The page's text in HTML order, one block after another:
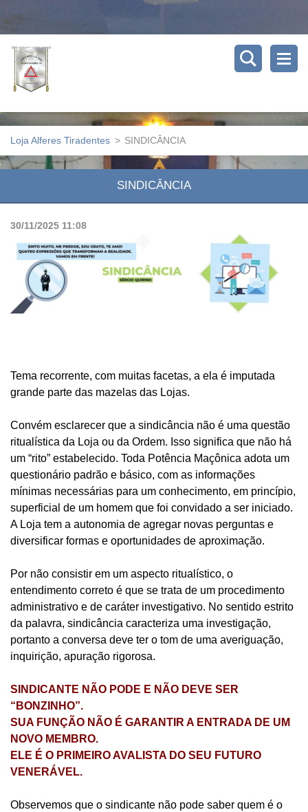
Loja Alferes Tiradentes > SINDICÂNCIA
SINDICÂNCIA
30/11/2025 11:08
Tema recorrente, com muitas facetas, a ela é imputada
grande parte das mazelas das Lojas.
Convém esclarecer que a sindicância não é uma questão
ritualística da Loja ou da Ordem. Isso significa que não há
um “rito” estabelecido. Toda Potência Maçônica adota um
questionário padrão e básico, com as informações
mínimas necessárias para um conhecimento, em princípio,
superficial de um homem que foi convidado a ser iniciado.
A Loja tem a autonomia de agregar novas perguntas e
diversificar formas e oportunidades de aproximação.
Por não consistir em um aspecto ritualístico, o
entendimento correto é que se trata de um procedimento
administrativo e de caráter investigativo. No sentido estrito
da palavra, sindicância caracteriza uma investigação,
portanto a conversa deve ter o tom de uma averiguação,
inquirição, apuração rigorosa.
SINDICANTE NÃO PODE E NÃO DEVE SER
“BONZINHO”.
SUA FUNÇÃO NÃO É GARANTIR A ENTRADA DE UM
NOVO MEMBRO.
ELE É O PRIMEIRO AVALISTA DO SEU FUTURO
VENERÁVEL.
Observemos que o sindicante não pode saber quem é o